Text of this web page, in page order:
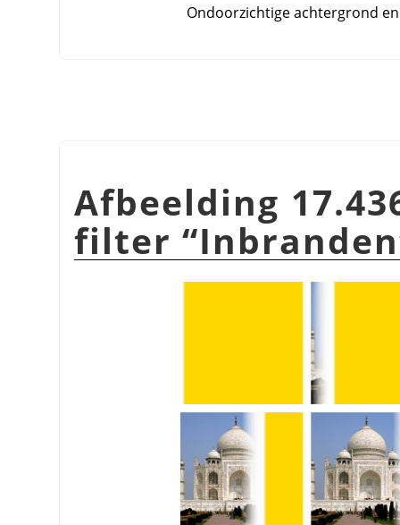
Ondoorzichtige achtergrond
Afbeelding
filter “Inbranden